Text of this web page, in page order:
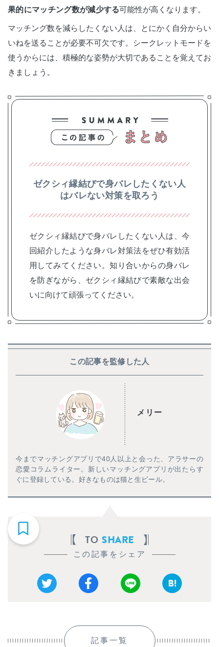
果的にマッチング数が減少する可能性が高くなります。
マッチング数を減らしたくない人は、とにかく自分からい
いねを送ることが必要不可欠です。シークレットモードを
使うからには、積極的な姿勢が大切であることを覚えてお
きましょう。
ゼクシィ縁結びで身バレしたくない人
はバレない対策を取ろう
ゼクシィ縁結びで身バレしたくない人は、今
回紹介したような身バレ対策法をぜひ有効活
用してみてください。知り合いからの身バレ
を防ぎながら、ゼクシィ縁結びで素敵な出会
いに向けて頑張ってください。
この記事を監修した人
メリー
今までマッチングアプリで40人以上と会った、アラサーの
恋愛コラムライター。新しいマッチングアプリが出たらす
ぐに登録している。好きなものは猫と生ビール。
TO SHARE
この記事をシェア
記事一覧